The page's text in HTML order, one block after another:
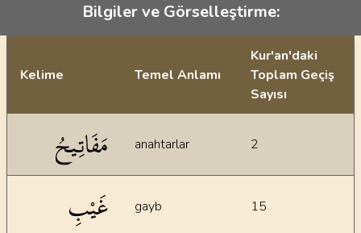
Bilgiler ve Görselleştirme:
Kelime Temel Anlamı
Kur'an'daki
Toplam Geçiş
Sayısı
مَفَاتِيحُ anahtarlar 2
غَيْبِ gayb 15